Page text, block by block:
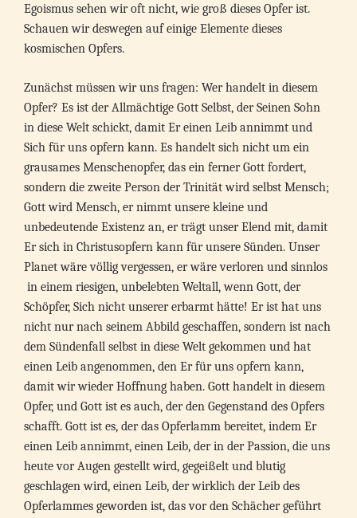
Egoismus sehen wir oft nicht, wie groß dieses Opfer ist.
Schauen wir deswegen auf einige Elemente dieses
kosmischen Opfers.
Zunächst müssen wir uns fragen: Wer handelt in diesem
Opfer? Es ist der Allmächtige Gott Selbst, der Seinen Sohn
in diese Welt schickt, damit Er einen Leib annimmt und
Sich für uns opfern kann. Es handelt sich nicht um ein
grausames Menschenopfer, das ein ferner Gott fordert,
sondern die zweite Person der Trinität wird selbst Mensch;
Gott wird Mensch, er nimmt unsere kleine und
unbedeutende Existenz an, er trägt unser Elend mit, damit
Er sich in Christusopfern kann für unsere Sünden. Unser
Planet wäre völlig vergessen, er wäre verloren und sinnlos
in einem riesigen, unbelebten Weltall, wenn Gott, der
Schöpfer, Sich nicht unserer erbarmt hätte! Er ist hat uns
nicht nur nach seinem Abbild geschaffen, sondern ist nach
dem Sündenfall selbst in diese Welt gekommen und hat
einen Leib angenommen, den Er für uns opfern kann,
damit wir wieder Hoffnung haben. Gott handelt in diesem
Opfer, und Gott ist es auch, der den Gegenstand des Opfers
schafft. Gott ist es, der das Opferlamm bereitet, indem Er
einen Leib annimmt, einen Leib, der in der Passion, die uns
heute vor Augen gestellt wird, gegeißelt und blutig
geschlagen wird, einen Leib, der wirklich der Leib des
Opferlammes geworden ist, das vor den Schächer geführt